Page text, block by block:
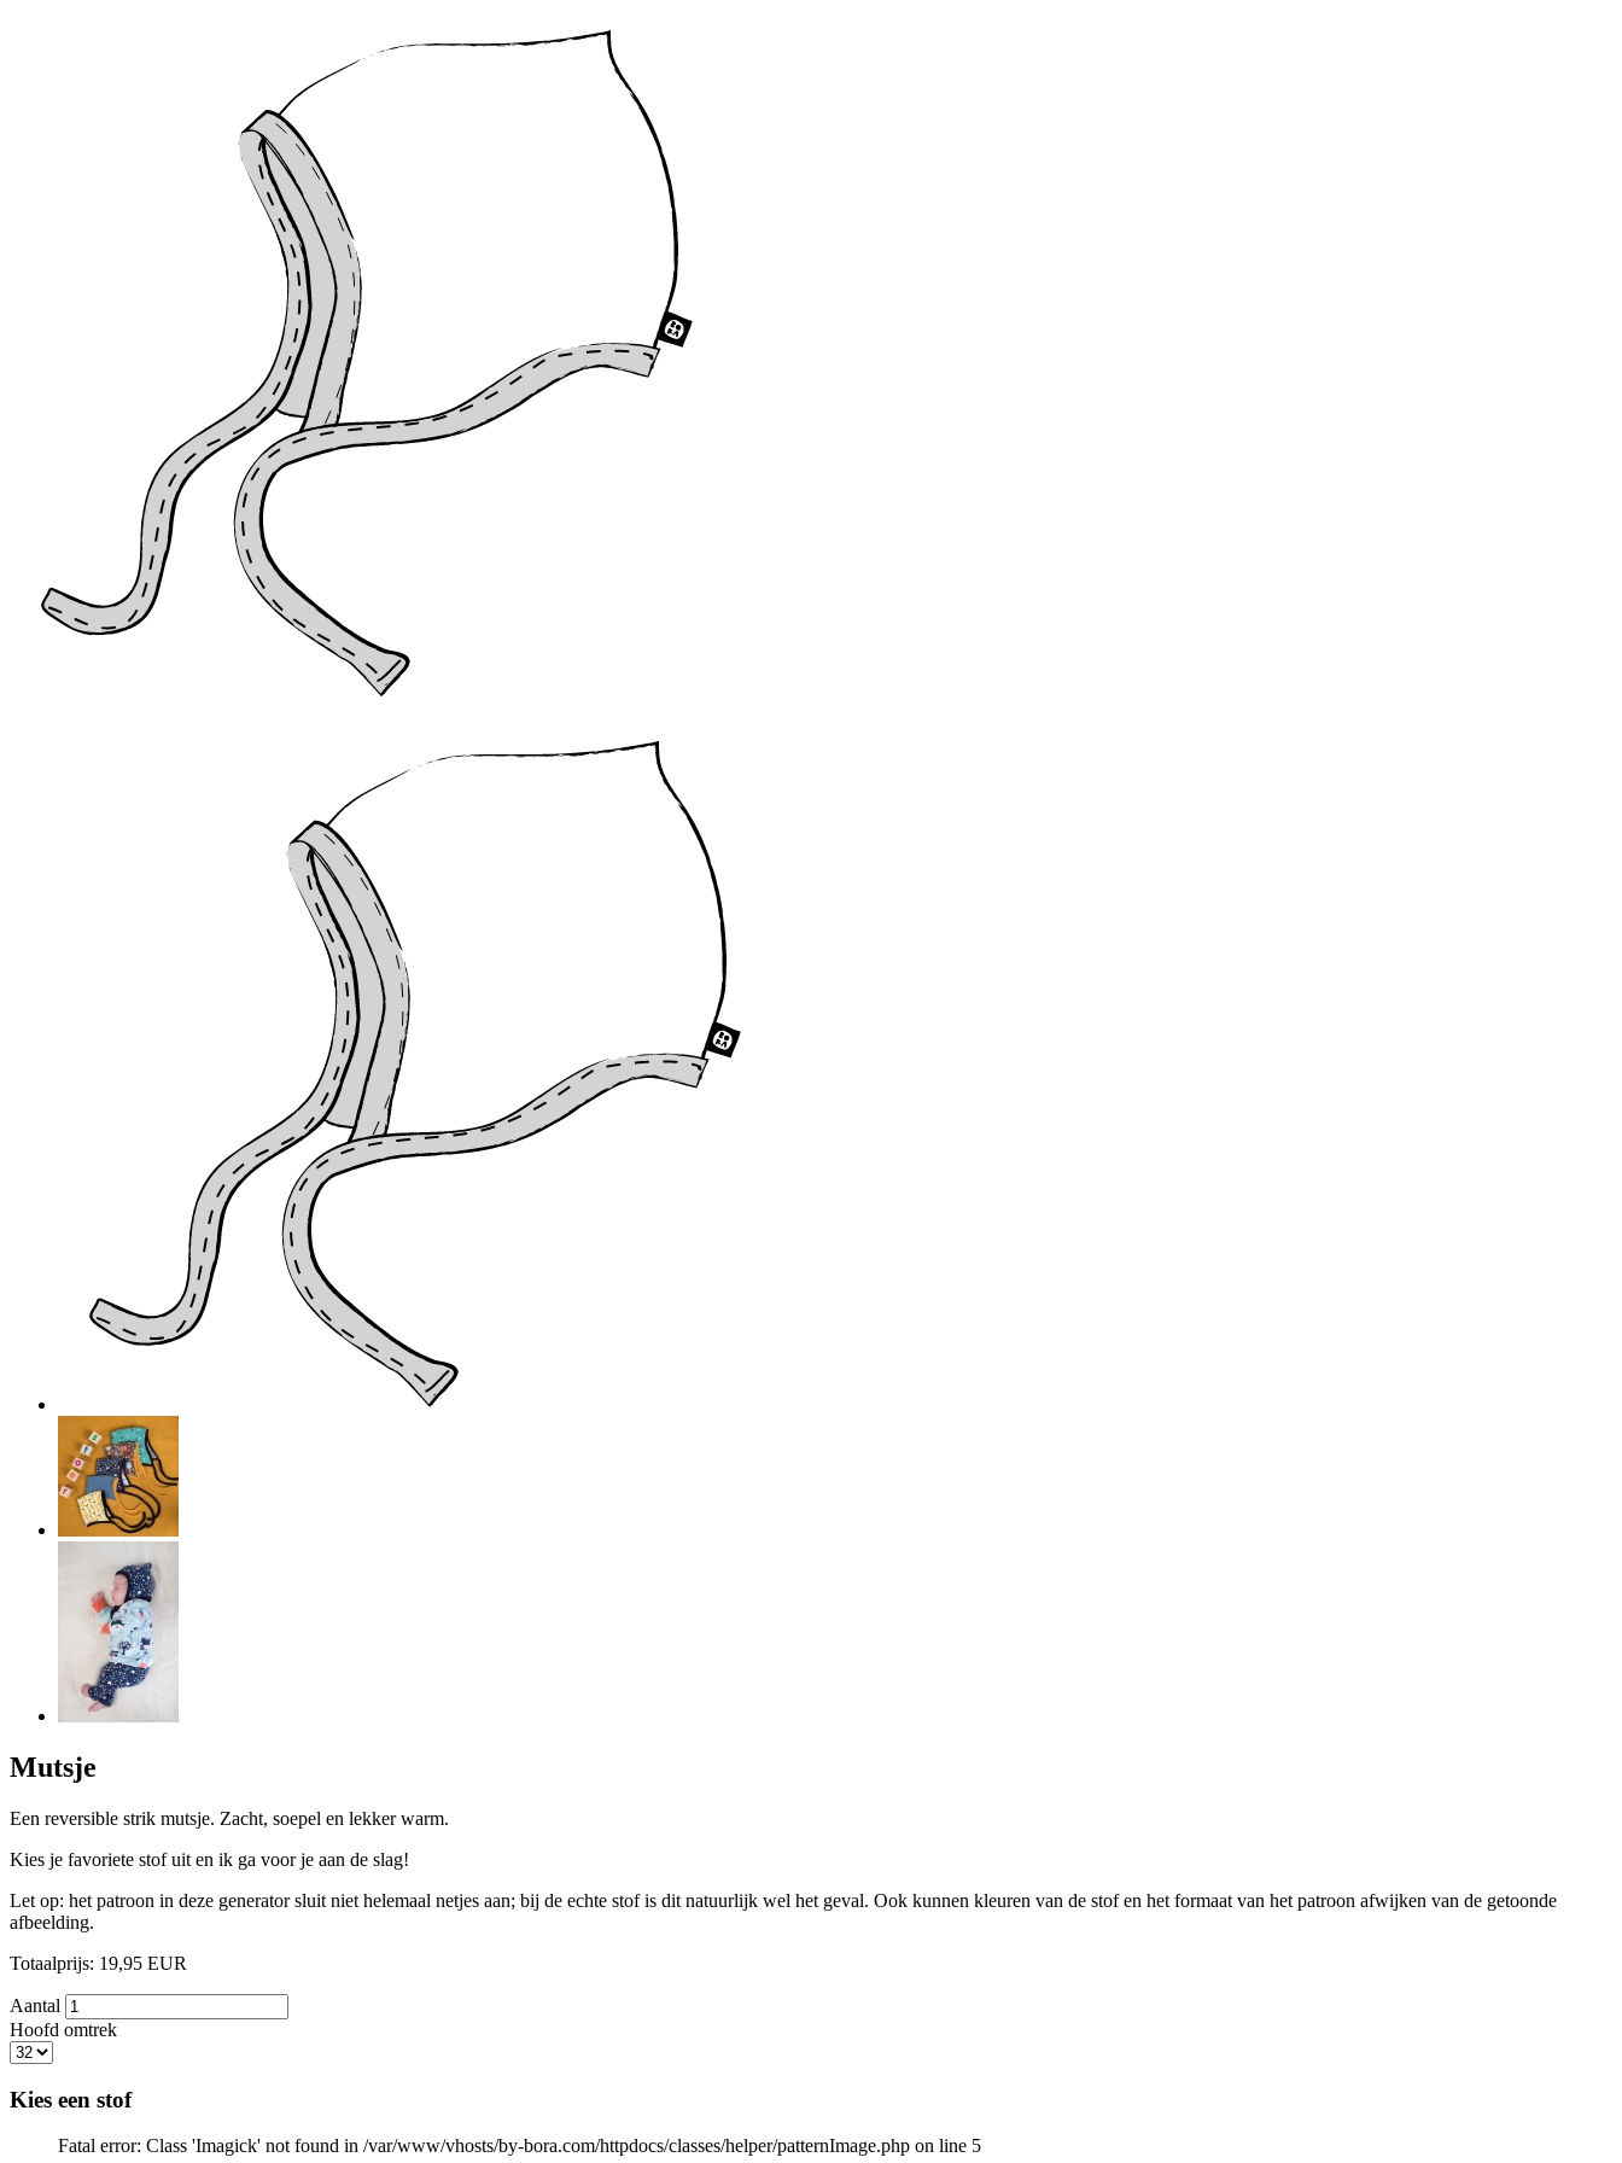
Mutsje
Een reversible strik mutsje. Zacht, soepel en lekker warm.
Kies je favoriete stof uit en ik ga voor je aan de slag!
Let op: het patroon in deze generator sluit niet helemaal netjes aan; bij de echte stof is dit natuurlijk wel het geval. Ook kunnen kleuren van de stof en het formaat van het patroon afwijken van de getoonde
afbeelding.
Totaalprijs: 19,95 EUR
Aantal
Hoofd omtrek
Kies een stof
Fatal error: Class 'Imagick' not found in /var/www/vhosts/by-bora.com/httpdocs/classes/helper/patternImage.php on line 5